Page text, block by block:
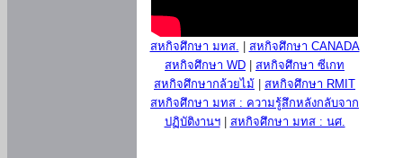
สหกิจศึกษา มทส.
สหกิจศึกษา CANADA
สหกิจศึกษา WD
สหกิจศึกษา ซีเกท
สหกิจศึกษากล้วยไม้
สหกิจศึกษา RMIT
สหกิจศึกษา มทส : ความรู้สึกหลังกลับจาก
ปฏิบัติงานฯ| สหกิจศึกษา มทส : นศ.